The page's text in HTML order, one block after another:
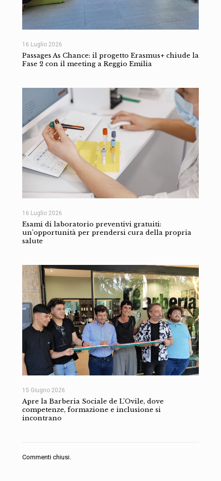
16 Luglio 2026
Passages As Chance: il progetto Erasmus+ chiude la
Fase 2 con il meeting a Reggio Emilia
16 Luglio 2026
Esami di laboratorio preventivi gratuiti:
un’opportunità per prendersi cura della propria
salute
15 Giugno 2026
Apre la Barberia Sociale de L’Ovile, dove
competenze, formazione e inclusione si
incontrano
Commenti chiusi.